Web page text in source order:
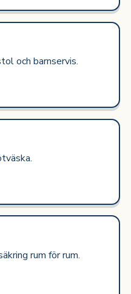
och barnservis.
rum för rum.